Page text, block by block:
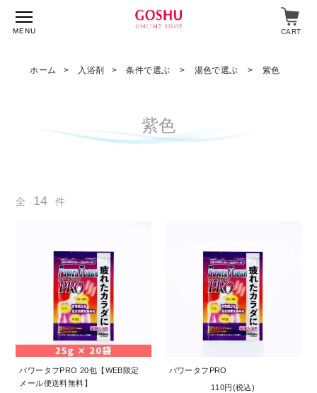
スキンケア
ショップガイド よくあるご質問
ギフト対応について メルマガ登録
MENU CART
ホーム 入浴剤 条件で選ぶ 湯色で選ぶ 紫色
紫色
全 14 件
パワータフPRO 20包【WEB限定
メール便送料無料】
パワータフPRO
110円(税込)